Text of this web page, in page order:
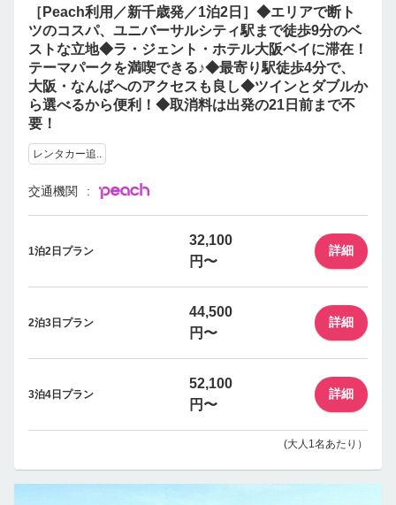
［Peach利用／新千歳発／1泊2日］◆エリアで断ト
ツのコスパ、ユニバーサルシティ駅まで徒歩9分のベ
ストな立地◆ラ・ジェント・ホテル大阪ベイに滞在！
テーマパークを満喫できる♪◆最寄り駅徒歩4分で、
大阪・なんばへのアクセスも良し◆ツインとダブルか
ら選べるから便利！◆取消料は出発の21日前まで不
要！
レンタカー追..
交通機関
1泊2日プラン
32,100
円〜
詳細
2泊3日プラン
44,500
円〜
詳細
3泊4日プラン
52,100
円〜
詳細
(大人1名あたり）